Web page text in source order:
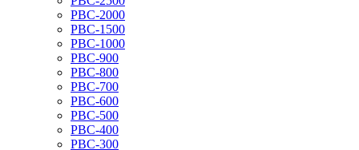
РВС-2000
РВС-1500
РВС-1000
РВС-900
РВС-800
РВС-700
РВС-600
РВС-500
РВС-400
РВС-300